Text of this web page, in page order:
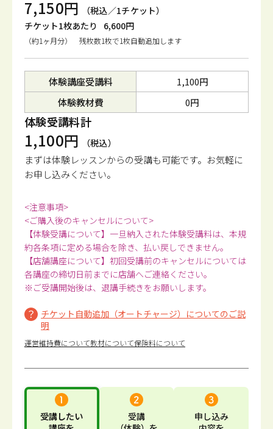
7,150円
（税込／1チケット）
チケット1枚あたり
6,600円
（約1ヶ月分） 残枚数1枚で1枚自動追加します
体験講座受講料
1,100円
体験教材費
0円
体験受講料計
1,100円 （税込）
まずは体験レッスンからの受講も可能です。 お気軽に
お申し込みください。
<注意事項>
<ご購入後のキャンセルについて>
【体験受講について】一旦納入された体験受講料は、本規
約各条項に定める場合を除き、払い戻しできません。
【店舗講座について】初回受講前のキャンセルについては
各講座の締切日前までに店舗へご連絡ください。
※ご受講開始後は、退講手続きをお願いします。
チケット自動追加（オートチャージ）についてのご説
明
運営維持費について教材について保険料について
受講したい
受講
申し込み